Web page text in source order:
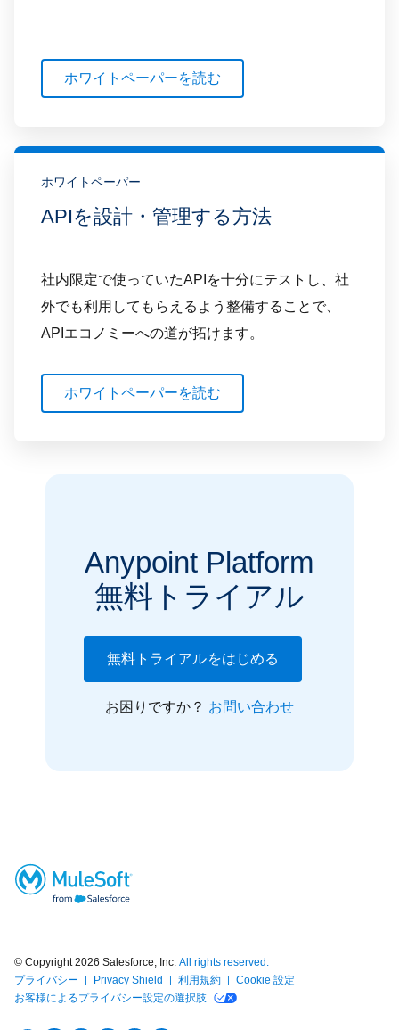
ホワイトペーパーを読む
ホワイトペーパー
APIを設計・管理する方法
社内限定で使っていたAPIを十分にテストし、社
外でも利用してもらえるよう整備することで、
APIエコノミーへの道が拓けます。
ホワイトペーパーを読む
Anypoint Platform
無料トライアル
無料トライアルをはじめる
お困りですか？ お問い合わせ
© Copyright 2026 Salesforce, Inc. All rights reserved.
プライバシー
Privacy Shield 利用規約
Cookie 設定
お客様によるプライバシー設定の選択肢